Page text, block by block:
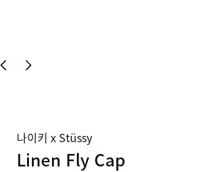
나이키 x Stüssy
Linen Fly Cap